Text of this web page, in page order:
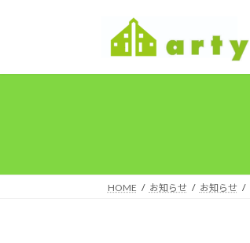
プ
動
HOME お知らせ お知らせ